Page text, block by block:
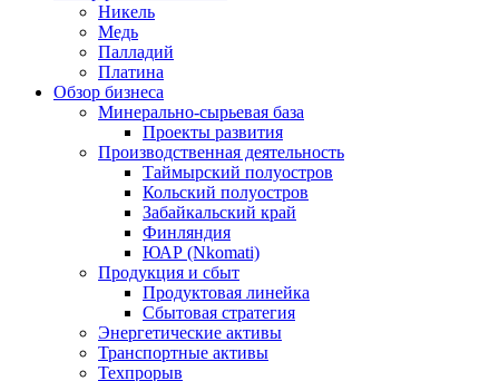
Никель
Медь
Палладий
Платина
Обзор бизнеса
Минерально-сырьевая база
Проекты развития
Производственная деятельность
Таймырский полуостров
Кольский полуостров
Забайкальский край
Финляндия
ЮАР (Nkomati)
Продукция и сбыт
Продуктовая линейка
Сбытовая стратегия
Энергетические активы
Транспортные активы
Техпрорыв